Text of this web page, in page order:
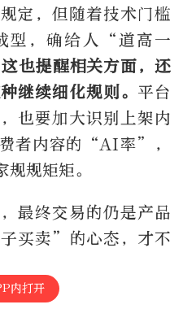
定，但随着技术门槛
型，确给人“道高一
这也提醒相关方面，还
继续细化规则。 平台
也要加大识别上架内
者内容的“AI率”，
规矩矩。
最终交易的仍是产品
买卖”的心态，才不
内打开